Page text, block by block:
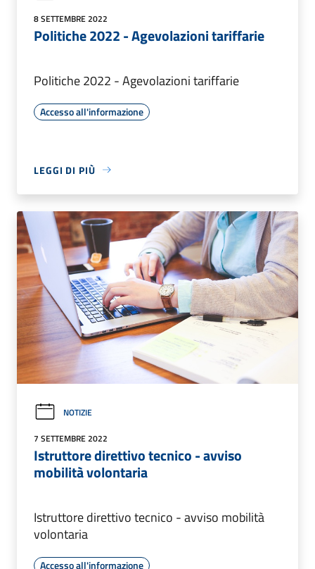
8 SETTEMBRE 2022
Politiche 2022 - Agevolazioni tariffarie
Politiche 2022 - Agevolazioni tariffarie
Accesso all'informazione
LEGGI DI PIÙ
NOTIZIE
7 SETTEMBRE 2022
Istruttore direttivo tecnico - avviso
mobilità volontaria
Istruttore direttivo tecnico - avviso mobilità
volontaria
Accesso all'informazione